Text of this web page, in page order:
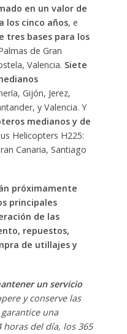
en un valor de
los cinco años, e
tres bases para los
de Gran
Valencia. Siete
Gijón, Jerez,
y Valencia. Y
medianos y de
Helicopters H225:
Canaria, Santiago
próximamente
principales
de las
repuestos,
de utillajes y
un servicio
y conserve las
una
horas del día, los 365